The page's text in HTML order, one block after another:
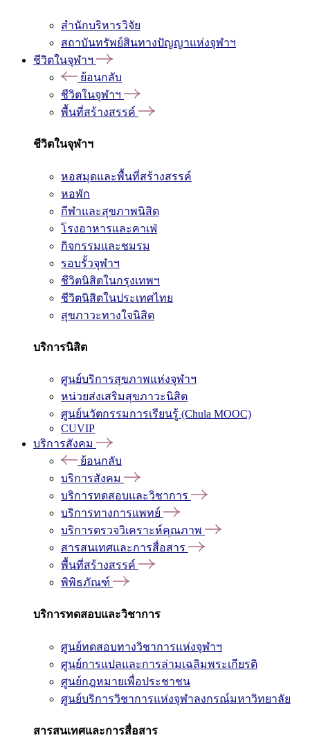
สำนักบริหารวิจัย
สถาบันทรัพย์สินทางปัญญาแห่งจุฬาฯ
ชีวิตในจุฬาฯ
ย้อนกลับ
ชีวิตในจุฬาฯ
พื้นที่สร้างสรรค์
ชีวิตในจุฬาฯ
หอสมุดและพื้นที่สร้างสรรค์
หอพัก
กีฬาและสุขภาพนิสิต
โรงอาหารและคาเฟ่
กิจกรรมและชมรม
รอบรั้วจุฬาฯ
ชีวิตนิสิตในกรุงเทพฯ
ชีวิตนิสิตในประเทศไทย
สุขภาวะทางใจนิสิต
บริการนิสิต
ศูนย์บริการสุขภาพแห่งจุฬาฯ
หน่วยส่งเสริมสุขภาวะนิสิต
ศูนย์นวัตกรรมการเรียนรู้ (Chula MOOC)
CUVIP
บริการสังคม
ย้อนกลับ
บริการสังคม
บริการทดสอบและวิชาการ
บริการทางการแพทย์
บริการตรวจวิเคราะห์คุณภาพ
สารสนเทศและการสื่อสาร
พื้นที่สร้างสรรค์
พิพิธภัณฑ์
บริการทดสอบและวิชาการ
ศูนย์ทดสอบทางวิชาการแห่งจุฬาฯ
ศูนย์การแปลและการล่ามเฉลิมพระเกียรติ
ศูนย์กฎหมายเพื่อประชาชน
ศูนย์บริการวิชาการแห่งจุฬาลงกรณ์มหาวิทยาลัย
สารสนเทศและการสื่อสาร